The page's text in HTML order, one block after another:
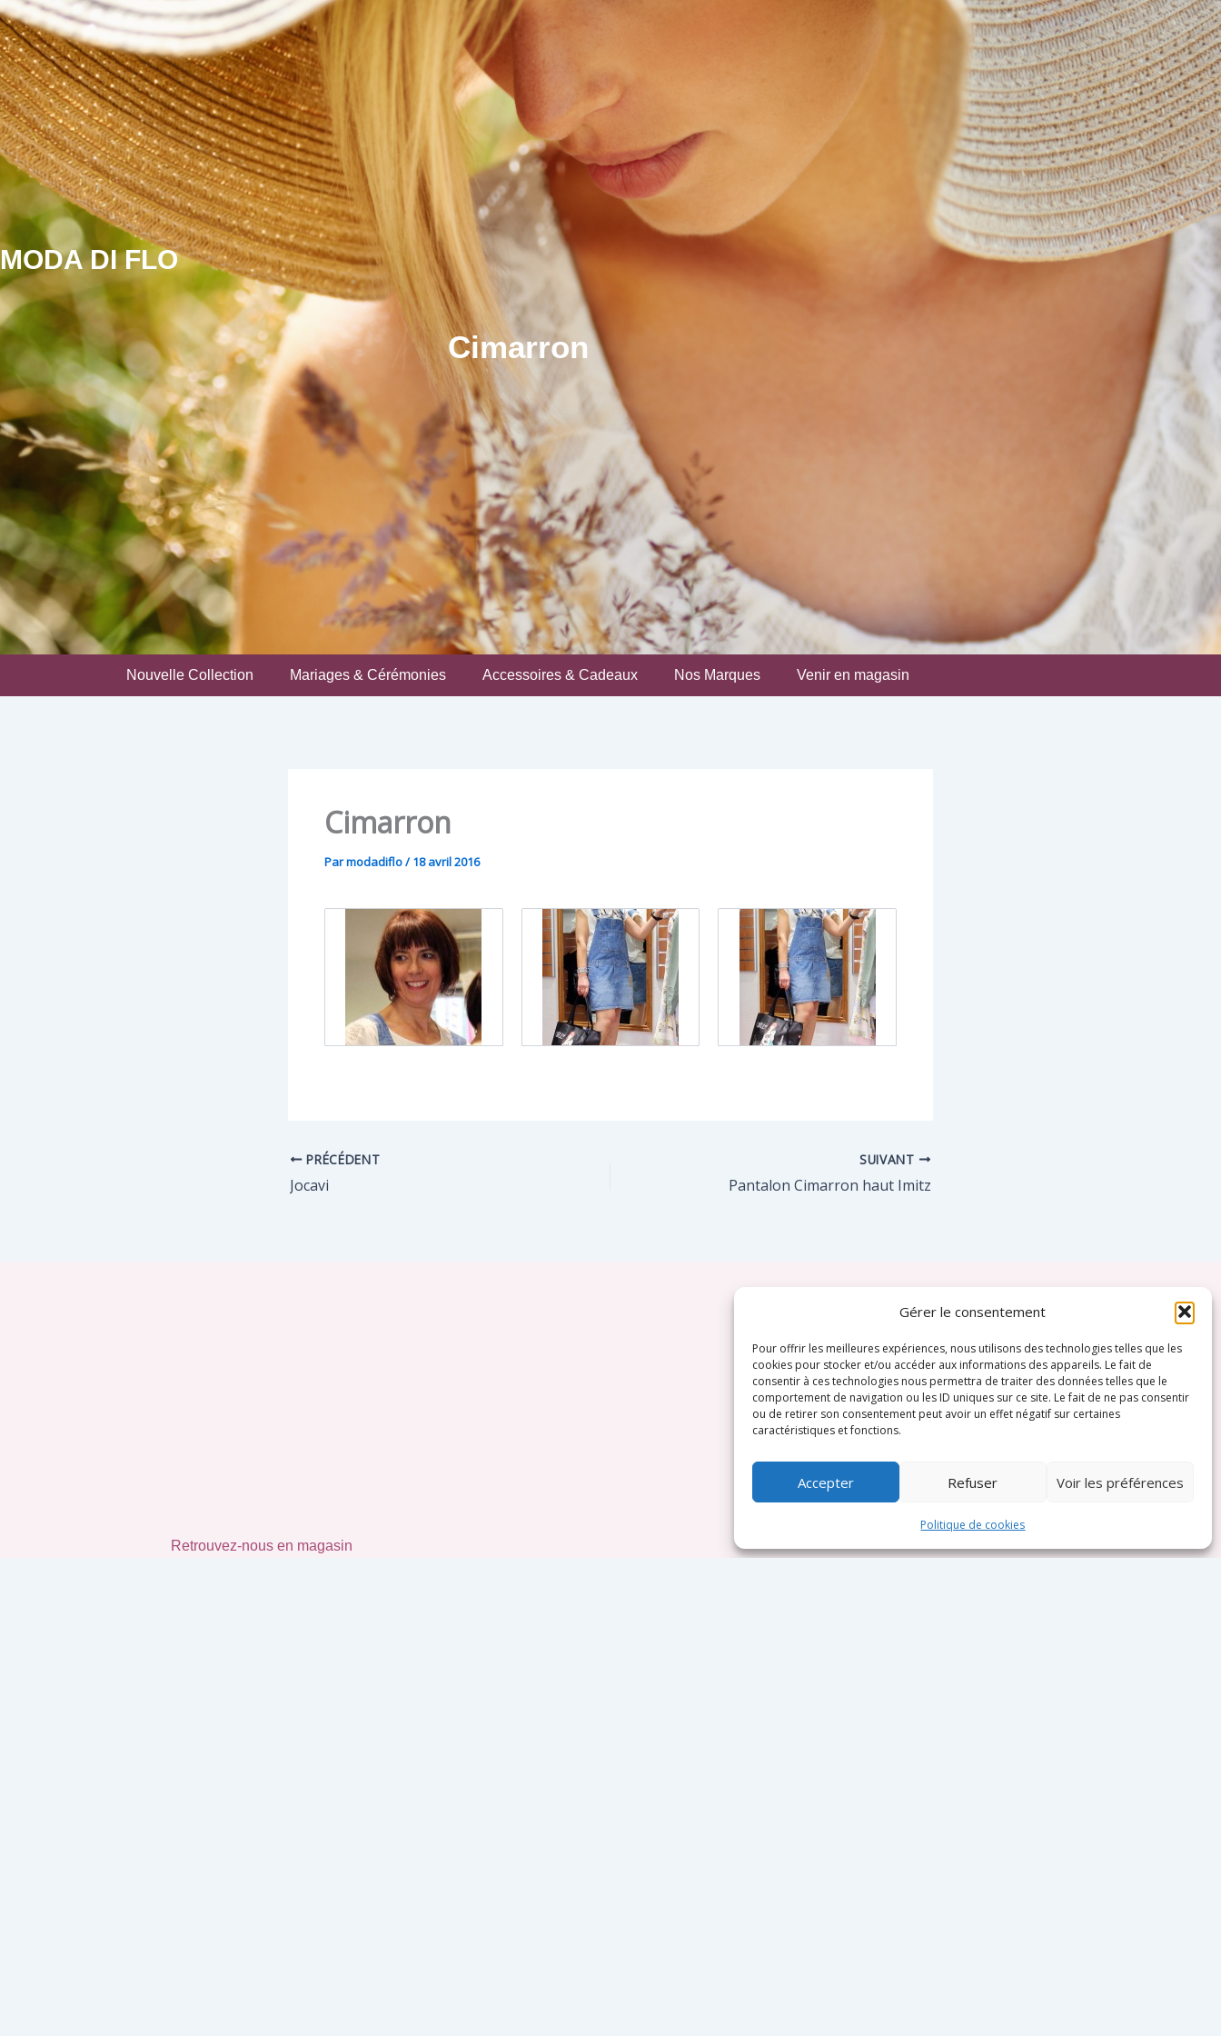
Gérer le consentement
Pour offrir les meilleures expériences, nous utilisons des technologies telles que les
cookies pour stocker et/ou accéder aux informations des appareils. Le fait de
consentir à ces technologies nous permettra de traiter des données telles que le
comportement de navigation ou les ID uniques sur ce site. Le fait de ne pas consentir
ou de retirer son consentement peut avoir un effet négatif sur certaines
caractéristiques et fonctions.
Accepter Refuser Voir les préférences
Politique de cookies
Aller
au
contenu
MODA DI FLO
Cimarron
Nouvelle Collection Mariages & Cérémonies Accessoires & Cadeaux Nos Marques Venir en magasin
Cimarron
Parmodadiflo/18 avril 2016
PRÉCÉDENT
Jocavi
SUIVANT
Pantalon Cimarron haut Imitz
Retrouvez-nous en magasin​